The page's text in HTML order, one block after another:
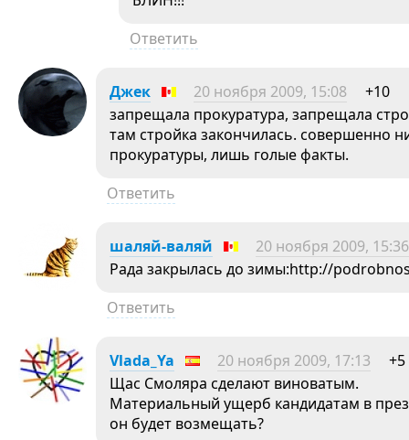
Ответить
Джек 20 ноября 2009, 15:08
+10
запрещала прокуратура, запрещала
там стройка закончилась. совершенно
прокуратуры, лишь голые факты.
Ответить
шаляй-валяй
20 ноября 2009, 15:36
Рада закрылась до зимы:http://
Ответить
Vlada_Ya 20 ноября 2009, 17:13
+5
Щас Смоляра сделают виноватым.
Материальный ущерб кандидатам в
он будет возмещать?